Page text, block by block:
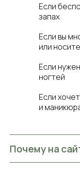
Если
запах
Если вы
или
Если
ногтей
Если
и
Почему на